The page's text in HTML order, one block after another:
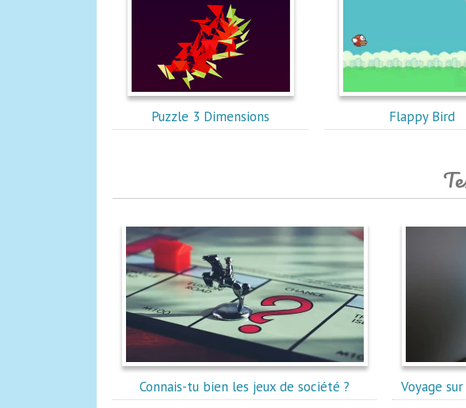
Puzzle 3 Dimensions Flappy Bird
Connais-tu bien les jeux de société ? Voyage